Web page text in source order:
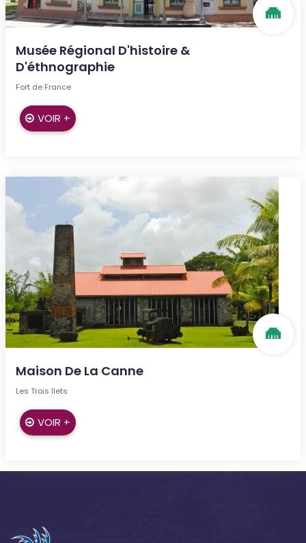
Musée Régional D'histoire &
D'éthnographie
Fort de France
VOIR +
Maison De La Canne
Les Trois îlets
VOIR +